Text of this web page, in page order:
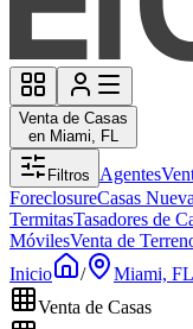
Venta de Casas
en Miami, FL
Filtros Agentes
ForeclosureCasas
TermitasTasadores de
MóvilesVenta de
Inicio
/ Miami, FL
Venta de Casas